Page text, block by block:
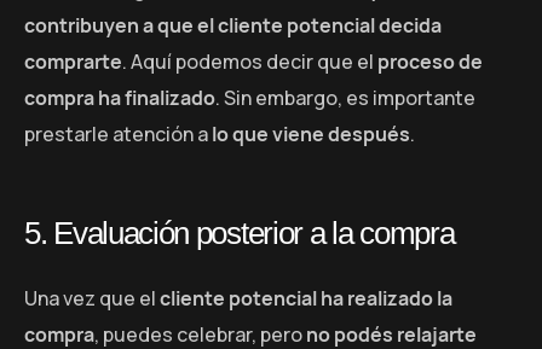
contribuyen a que el cliente potencial decida
comprarte. Aquí podemos decir que el proceso de
compra ha finalizado. Sin embargo, es importante
prestarle atención alo que viene después.
5. Evaluación posterior a la compra
Una vez que elcliente potencial ha realizado la
compra, puedes celebrar, perono podés relajarte